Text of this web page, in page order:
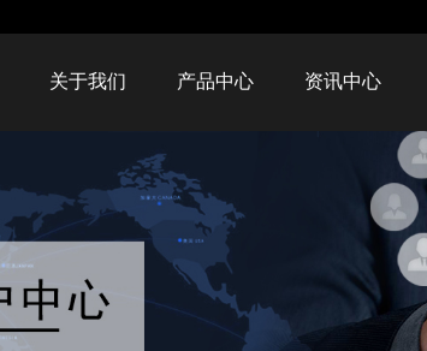
关于我们 产品中心 资讯中心